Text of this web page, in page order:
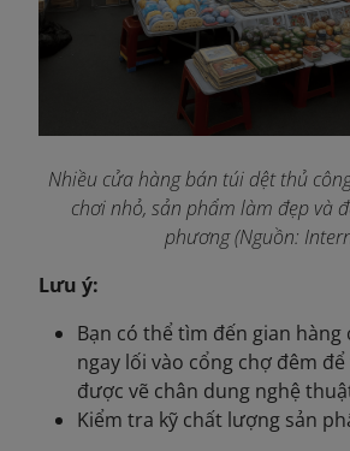
Nhiều cửa hàng bán túi dệt thủ
chơi nhỏ, sản phẩm làm đẹp và
phương (Nguồn:
Lưu ý:
Bạn có thể tìm đến gian hàng
ngay lối vào cổng chợ đêm
được vẽ chân dung nghệ
Kiểm tra kỹ chất lượng sản